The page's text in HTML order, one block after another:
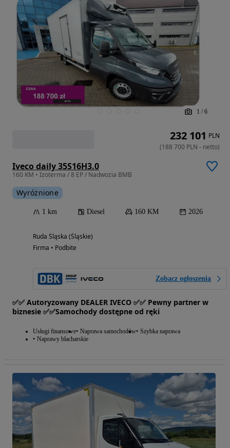
1 / 6
Iveco daily 35S16H3.0
160 KM • Izoterma / 8 EP / Nadwozia BMB
Wyróżnione
1 km Diesel 160 KM 2026
Ruda Śląska (Śląskie)
Firma • Podbite
Zobacz ogłoszenia
✅✅ Autoryzowany DEALER IVECO ✅✅ Pewny partner w
biznesie ✅✅Samochody dostępne od ręki
Usługi finansowe Naprawa samochodów Szybka naprawa
Naprawy blacharskie
232 101 PLN
(188 700 PLN - netto)